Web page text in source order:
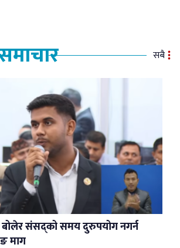
सबै
बोलेर संसद्को समय दुरुपयोग नगर्न
माग